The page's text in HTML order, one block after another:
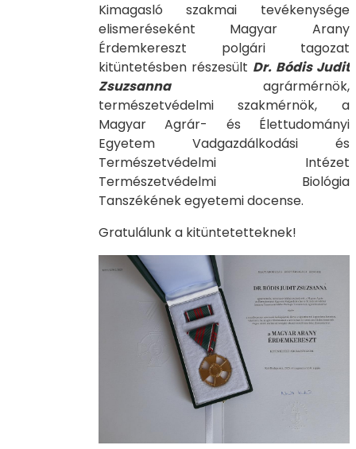
Kimagasló szakmai tevékenysége
elismeréseként Magyar Arany
Érdemkereszt polgári tagozat
kitüntetésben részesült Dr. Bódis Judit
Zsuzsanna agrármérnök,
természetvédelmi szakmérnök, a
Magyar Agrár- és Élettudományi
Egyetem Vadgazdálkodási és
Természetvédelmi Intézet
Természetvédelmi Biológia
Tanszékének egyetemi docense.
Gratulálunk a kitüntetetteknek!